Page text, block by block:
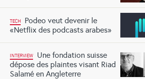
TECH
Podeo veut devenir le
«Netflix des podcasts arabes»
INTERVIEW
Une fondation suisse
dépose des plaintes visant Riad
Salamé en Angleterre